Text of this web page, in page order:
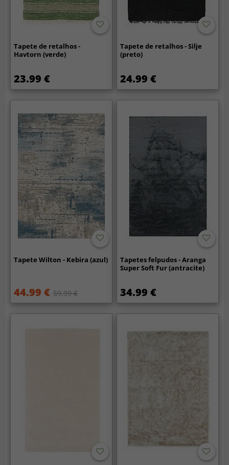
Tapete de retalhos -
Havtorn (verde)
23.99 €
Tapete de retalhos - Silje
(preto)
24.99 €
Tapete Wilton - Kebira (azul)
44.99 € 59.99 €
Tapetes felpudos - Aranga
Super Soft Fur (antracite)
34.99 €